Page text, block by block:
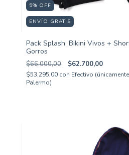
5% OFF
ENVÍO GRATIS
Pack Splash: Bikini Vivos +
Gorros
$66.000,00 $62.700,00
$53.295,00 con Efectivo
Palermo)